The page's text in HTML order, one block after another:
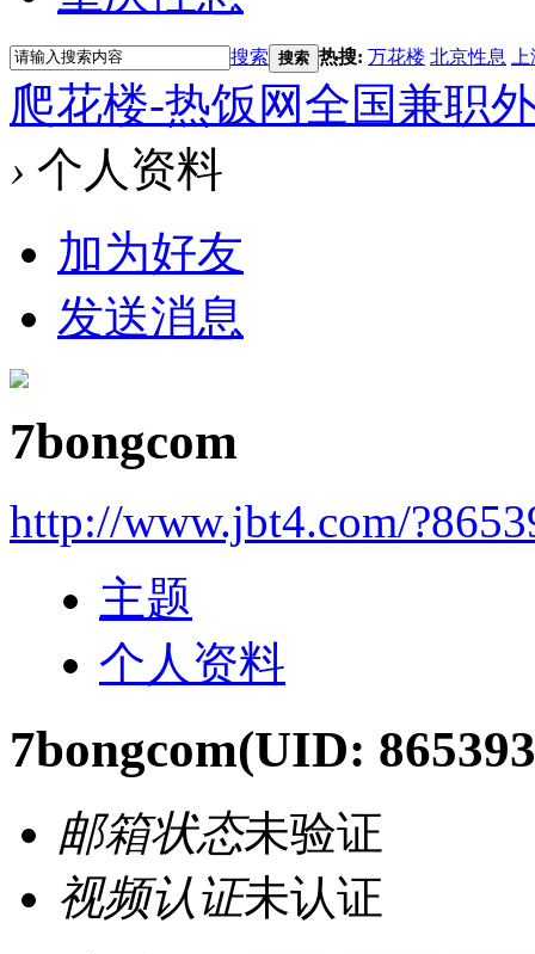
搜索 搜索 热搜: 万花楼 北京性息
爬花楼-热饭网全国兼职
› 个人资料
加为好友
发送消息
7bongcom
http://www.jbt4.com/
主题
个人资料
7bongcom(UID:
邮箱状态未验证
视频认证未认证